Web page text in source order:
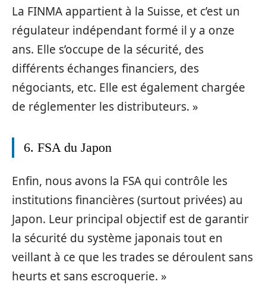
La FINMA appartient à la Suisse, et c’est un
régulateur indépendant formé il y a onze
ans. Elle s’occupe de la sécurité, des
différents échanges financiers, des
négociants, etc. Elle est également chargée
de réglementer les distributeurs. »
6. FSA du Japon
Enfin, nous avons la FSA qui contrôle les
institutions financières (surtout privées) au
Japon. Leur principal objectif est de garantir
la sécurité du système japonais tout en
veillant à ce que les trades se déroulent sans
heurts et sans escroquerie. »